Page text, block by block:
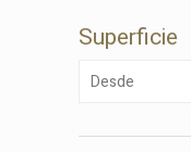
Superficie
Desde